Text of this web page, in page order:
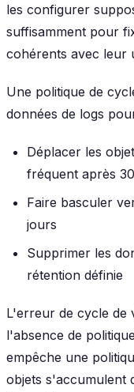
les configurer
suffisamment pour
cohérents avec leur
Une politique de
données de logs
Déplacer les
fréquent après
Faire basculer
jours
Supprimer les
rétention définie
L'erreur de cycle de
l'absence de
empêche une
objets s'accumulent